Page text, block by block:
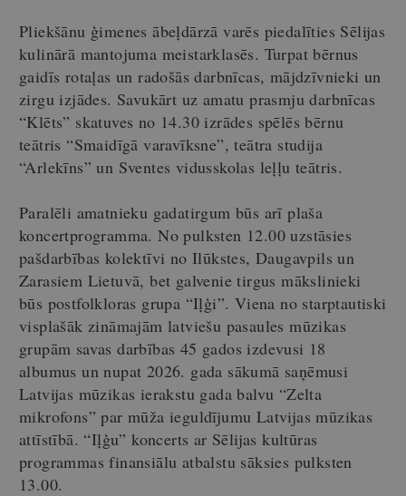
Pliekšānu ģimenes ābeļdārzā varēs piedalīties Sēlijas
kulinārā mantojuma meistarklasēs. Turpat bērnus
gaidīs rotaļas un radošās darbnīcas, mājdzīvnieki un
zirgu izjādes. Savukārt uz amatu prasmju darbnīcas
“Klēts” skatuves no 14.30 izrādes spēlēs bērnu
teātris “Smaidīgā varavīksne”, teātra studija
“Arlekīns” un Sventes vidusskolas leļļu teātris.
Paralēli amatnieku gadatirgum būs arī plaša
koncertprogramma. No pulksten 12.00 uzstāsies
pašdarbības kolektīvi no Ilūkstes, Daugavpils un
Zarasiem Lietuvā, bet galvenie tirgus mākslinieki
būs postfolkloras grupa “Iļģi”. Viena no starptautiski
visplašāk zināmajām latviešu pasaules mūzikas
grupām savas darbības 45 gados izdevusi 18
albumus un nupat 2026. gada sākumā saņēmusi
Latvijas mūzikas ierakstu gada balvu “Zelta
mikrofons” par mūža ieguldījumu Latvijas mūzikas
attīstībā. “Iļģu” koncerts ar Sēlijas kultūras
programmas finansiālu atbalstu sāksies pulksten
13.00.